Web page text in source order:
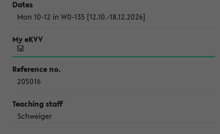
Mon 10-12 in W0-135 [12.10.-18.12.2026]
205016
Schweiger